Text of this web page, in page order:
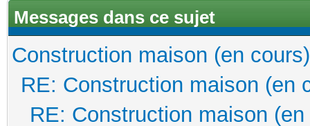
Messages dans ce sujet
Construction maison (en cours)
RE: Construction maison (en
RE: Construction maison